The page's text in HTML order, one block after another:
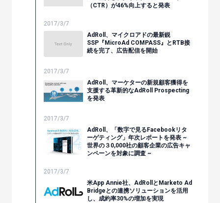
（CTR）が46%向上すると発表
2017/3/7
AdRoll、マイクロアドの最新鋭
SSP『MicroAd COMPASS』とRTB接
続を完了、広告配信を開始
2017/3/7
AdRoll、マーケターの新規顧客獲得を
支援する革新的なAdRoll Prospecting
を発表
2017/3/7
AdRoll、「数字で見るFacebookリタ
ーゲティング」年次レポートを発表 ~
世界の３0,000社の顧客企業の広告キャ
ンペーンを対象に調査 ~
2017/3/7
米App Annie社、AdRollとMarketo Ad
Bridgeとの連携ソリューションを活用
し、成約率30%の増加を実現